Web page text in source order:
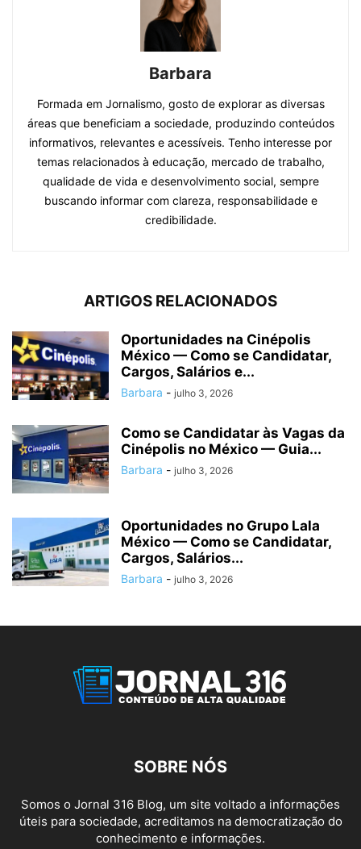
Barbara
Formada em Jornalismo, gosto de explorar as diversas
áreas que beneficiam a sociedade, produzindo conteúdos
informativos, relevantes e acessíveis. Tenho interesse por
temas relacionados à educação, mercado de trabalho,
qualidade de vida e desenvolvimento social, sempre
buscando informar com clareza, responsabilidade e
credibilidade.
ARTIGOS RELACIONADOS
Oportunidades na Cinépolis
México — Como se Candidatar,
Cargos, Salários e...
Barbara - julho 3, 2026
Como se Candidatar às Vagas da
Cinépolis no México — Guia...
Barbara - julho 3, 2026
Oportunidades no Grupo Lala
México — Como se Candidatar,
Cargos, Salários...
Barbara - julho 3, 2026
SOBRE NÓS
Somos o Jornal 316 Blog, um site voltado a informações
úteis para sociedade, acreditamos na democratização do
conhecimento e informações.